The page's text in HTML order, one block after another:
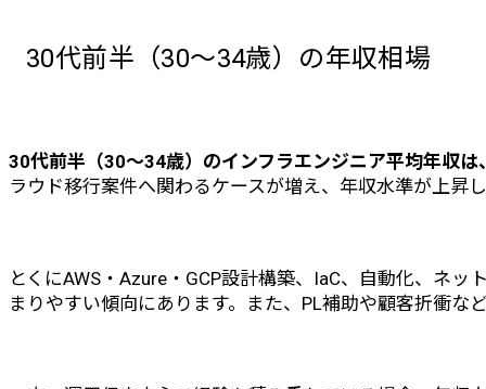
よくある質問
現職昇給と転職、どちらが年収アップしやすいですか？
30代前半（30〜34歳）の年収相場
30代前半（30〜34歳）のインフラエンジニア平均年収は
ラウド移行案件へ関わるケースが増え、年収水準が上昇
とくにAWS・Azure・GCP設計構築、IaC、自動化、ネ
まりやすい傾向にあります。また、PL補助や顧客折衝な